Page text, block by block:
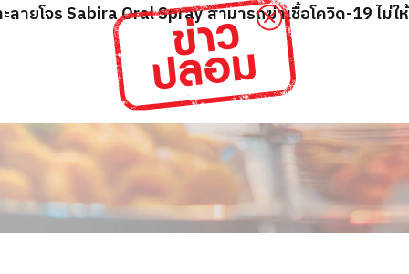
ยโจร Sabira Oral Spray สามารถฆ่าเชื้อโควิด-19 ไม่ใ